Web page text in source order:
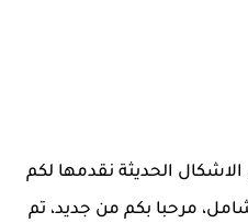
الاشكال الحديثة نقدمها لكم
مرحبا بكم من جديد، تم